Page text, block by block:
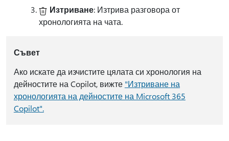
Изтриване: Изтрива разговора от
хронологията на чата.
Съвет
Ако искате да изчистите цялата си хронология на
дейностите на Copilot, вижте "Изтриване на
хронологията на дейностите на Microsoft 365
Copilot".